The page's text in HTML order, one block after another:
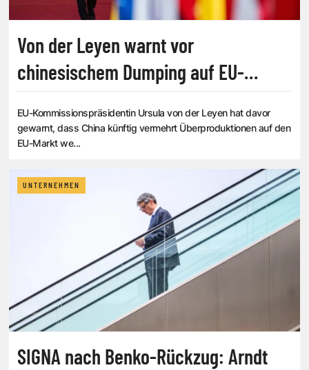
Von der Leyen warnt vor
chinesischem Dumping auf EU-
EU-Kommissionspräsidentin Ursula von der Leyen hat davor
gewarnt, dass China künftig vermehrt Überproduktionen auf den
EU-Markt we...
UNTERNEHMEN
SIGNA nach Benko-Rückzug: Arndt